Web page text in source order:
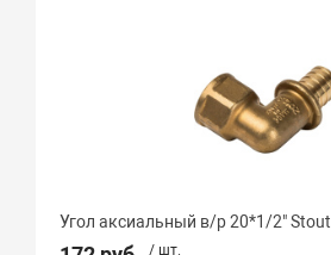
Угол аксиальный в/р 20*1/2" Stout
/ шт.